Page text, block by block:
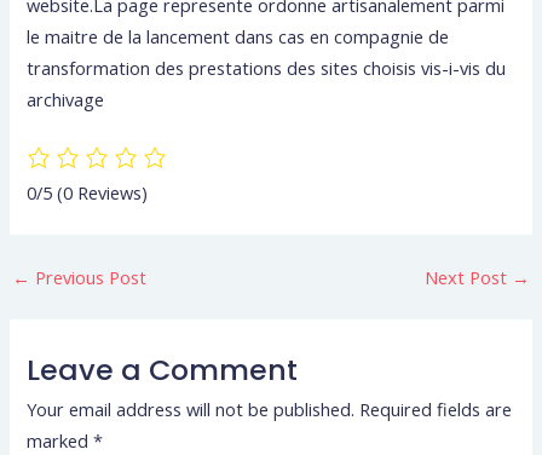
le maitre de la lancement dans cas en compagnie de
transformation des prestations des sites choisis vis-i-vis du
archivage
0/5(0 Reviews)
← Previous Post Next Post →
Leave a Comment
Your email address will not be published. Required fields are
marked*